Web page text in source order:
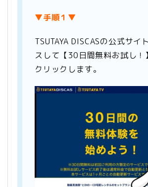
▼手順１▼
TSUTAYA DISCASの公式サイ
スして【30日間無料お試し！
クリックします。